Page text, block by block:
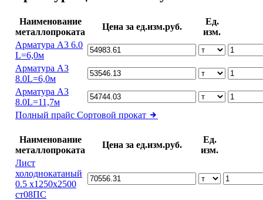
Наименование
металлопроката
Цена за ед.изм.руб.
Ед.
изм.
Арматура А3 6.0
L=6,0м
Арматура А3
8.0L=6,0м
Арматура А3
8.0L=11,7м
Полный прайс Сортовой прокат
Наименование
металлопроката
Цена за ед.изм.руб.
Ед.
изм.
Лист
холоднокатаный
0.5 х1250х2500
ст08ПС